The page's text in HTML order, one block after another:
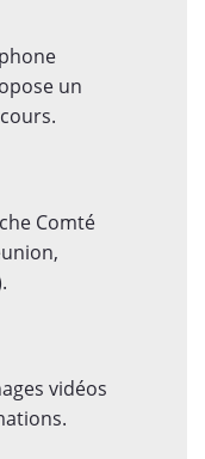
un
Comté
vidéos